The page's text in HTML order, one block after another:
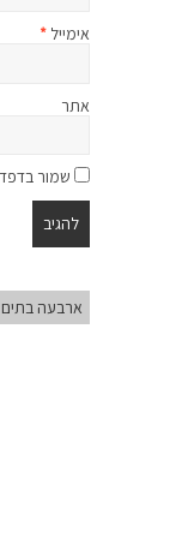
אימייל *
אתר
שמור
ארבעה בתים